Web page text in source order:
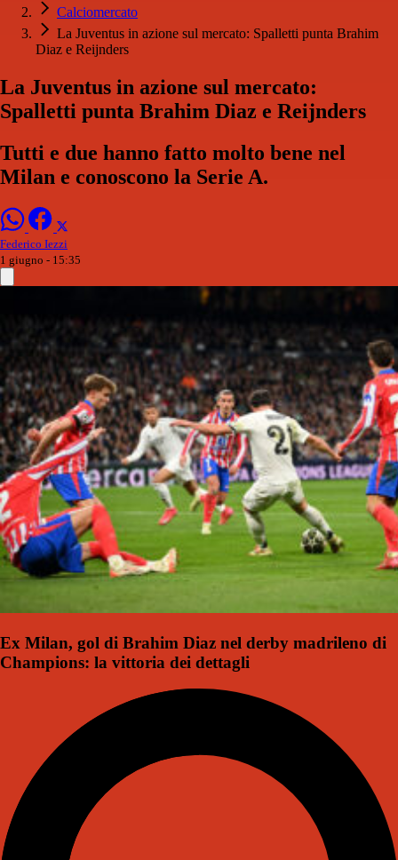
Calciomercato
La Juventus in azione sul mercato: Spalletti punta Brahim
Diaz e Reijnders
La Juventus in azione sul mercato:
Spalletti punta Brahim Diaz e Reijnders
Tutti e due hanno fatto molto bene nel
Milan e conoscono la Serie A.
Federico Iezzi
1 giugno - 15:35
Ex Milan, gol di Brahim Diaz nel derby madrileno di
Champions: la vittoria dei dettagli